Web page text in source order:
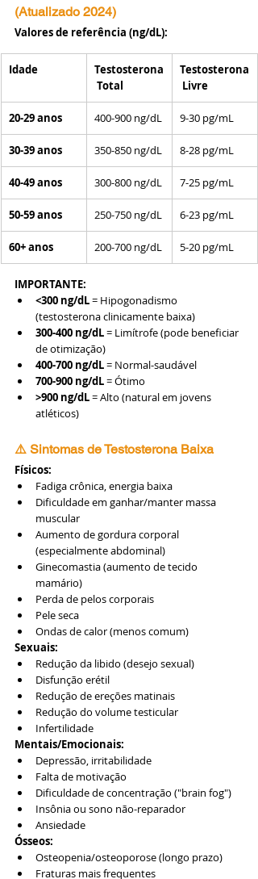
(Atualizado 2024)
Valores de referência (ng/dL):
Idade
Testosterona
Total
Testosterona
Livre
20-29 anos 400-900 ng/dL 9-30 pg/mL
30-39 anos 350-850 ng/dL 8-28 pg/mL
40-49 anos 300-800 ng/dL 7-25 pg/mL
50-59 anos 250-750 ng/dL 6-23 pg/mL
60+ anos 200-700 ng/dL 5-20 pg/mL
IMPORTANTE:
<300 ng/dL = Hipogonadismo
(testosterona clinicamente baixa)
300-400 ng/dL = Limítrofe (pode beneficiar
de otimização)
400-700 ng/dL = Normal-saudável
700-900 ng/dL = Ótimo
>900 ng/dL = Alto (natural em jovens
atléticos)
⚠️ Sintomas de Testosterona Baixa
Físicos:
Fadiga crônica, energia baixa
Dificuldade em ganhar/manter massa
muscular
Aumento de gordura corporal
(especialmente abdominal)
Ginecomastia (aumento de tecido
mamário)
Perda de pelos corporais
Pele seca
Ondas de calor (menos comum)
Sexuais:
Redução da libido (desejo sexual)
Disfunção erétil
Redução de ereções matinais
Redução do volume testicular
Infertilidade
Mentais/Emocionais:
Depressão, irritabilidade
Falta de motivação
Dificuldade de concentração ("brain fog")
Insônia ou sono não-reparador
Ansiedade
Ósseos:
Osteopenia/osteoporose (longo prazo)
Fraturas mais frequentes